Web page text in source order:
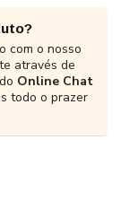
com o nosso
através de
Online Chat
todo o prazer